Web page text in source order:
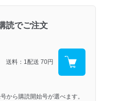
読でご注文
送料：1配送 70円
から購読開始号が選べます。